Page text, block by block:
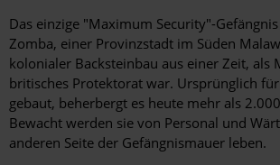
Das einzige "Maximum Security"-
Zomba, einer Provinzstadt im Süden
kolonialer Backsteinbau aus einer Zeit, als
britisches Protektorat war. Ursprünglich
gebaut, beherbergt es heute mehr als
Bewacht werden sie von Personal und
anderen Seite der Gefängnismauer leben.